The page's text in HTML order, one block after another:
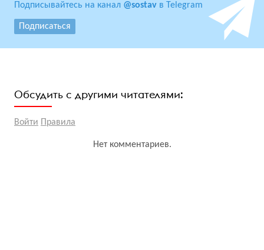
Подписывайтесь на канал @sostav в Telegram
Подписаться
Обсудить с другими читателями:
Войти Правила
Нет комментариев.